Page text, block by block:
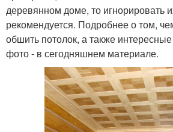
деревянном доме, то игнорировать
рекомендуется. Подробнее о том,
обшить потолок, а также
фото - в сегодняшнем материале.